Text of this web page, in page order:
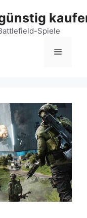
Spiele
Menü